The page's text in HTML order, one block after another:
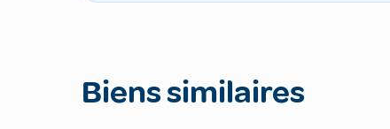
Biens similaires